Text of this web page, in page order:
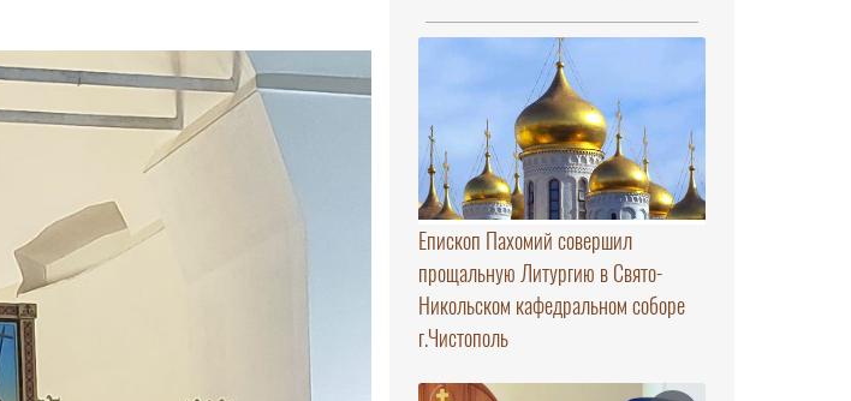
Епископ Пахомий совершил
прощальную Литургию в Свято-
Никольском кафедральном соборе
г.Чистополь